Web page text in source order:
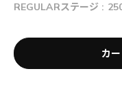
REGULARステージ :
カ